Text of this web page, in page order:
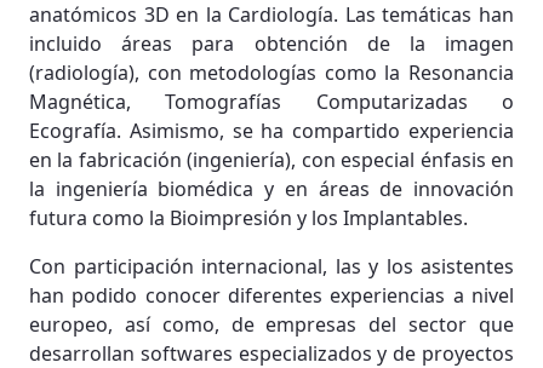
anatómicos 3D en la Cardiología. Las temáticas han
incluido áreas para obtención de la imagen
(radiología), con metodologías como la Resonancia
Magnética, Tomografías Computarizadas o
Ecografía. Asimismo, se ha compartido experiencia
en la fabricación (ingeniería), con especial énfasis en
la ingeniería biomédica y en áreas de innovación
futura como la Bioimpresión y los Implantables.
Con participación internacional, las y los asistentes
han podido conocer diferentes experiencias a nivel
europeo, así como, de empresas del sector que
desarrollan softwares especializados y de proyectos